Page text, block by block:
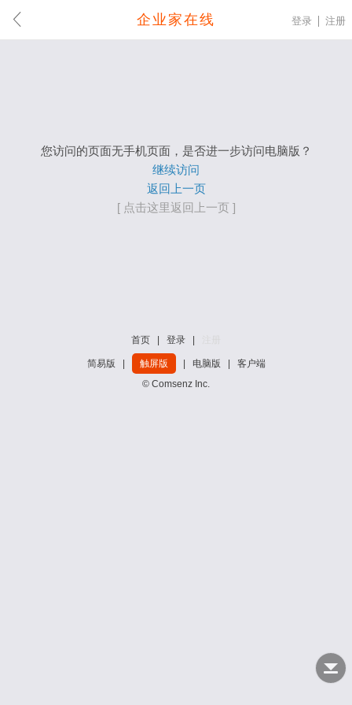
企业家在线 登录 注册
您访问的页面无手机页面，是否进一步访问电脑版？
继续访问
返回上一页
[ 点击这里返回上一页 ]
首页 登录
简易版 触屏版 电脑版
客户端
© Comsenz Inc.